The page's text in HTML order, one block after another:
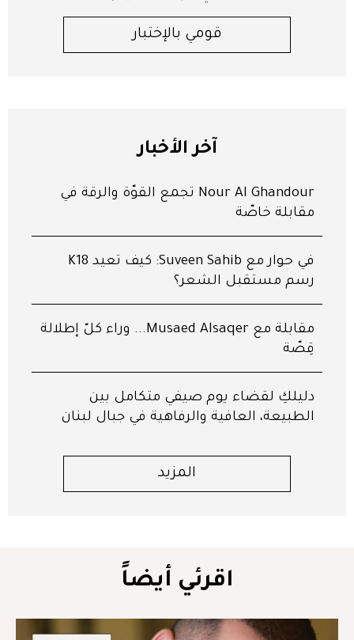
قومي بالإختبار
آخر الأخبار
Nour Al Ghandour تجمع القوّة والرقّة في
مقابلة خاصّة
في حوار مع Suveen Sahib: كيف تعيد K18
رسم مستقبل الشعر؟
مقابلة مع Musaed Alsaqer... وراء كلّ إطلالة
قِصّة
دليلكِ لقضاء يوم صيفي متكامل بين
الطبيعة، العافية والرفاهية في جبال لبنان
المزيد
اقرئي أيضاً